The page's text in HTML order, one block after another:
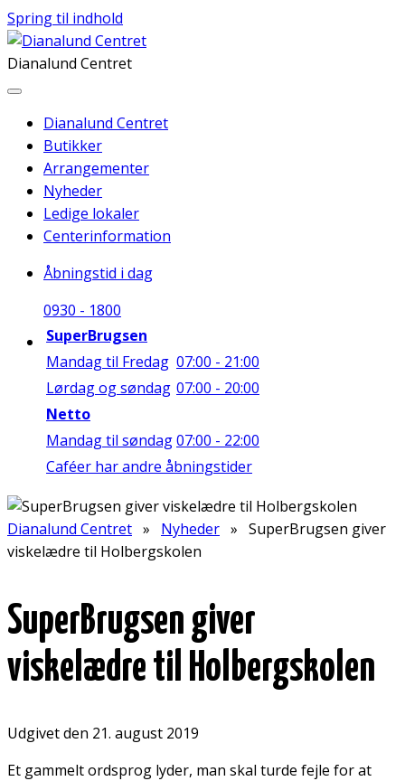
Spring til indhold
Dianalund Centret
Dianalund Centret
Butikker
Arrangementer
Nyheder
Ledige lokaler
Centerinformation
Åbningstid i dag
0930 - 1800
SuperBrugsen
Mandag til Fredag 07:00 - 21:00
Lørdag og søndag 07:00 - 20:00
Netto
Mandag til søndag07:00 - 22:00
Caféer har andre åbningstider
Dianalund Centret » Nyheder » SuperBrugsen giver
viskelædre til Holbergskolen
SuperBrugsen giver
viskelædre til Holbergskolen
Udgivet den 21. august 2019
Et gammelt ordsprog lyder, man skal turde fejle for at